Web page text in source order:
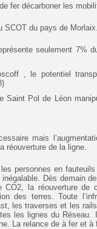
fer décarboner les
SCOT du pays de Morlaix.
seulement 7%
, le potentiel
Saint Pol de Léon
mais
réouverture de la ligne.
personnes en
Dès demain
la réouverture de
des terres. Toute
les traverses et les
les lignes du
La relance de à fer et à